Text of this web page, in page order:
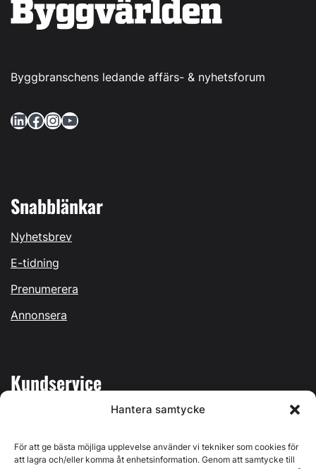
Hantera samtycke
För att ge bästa möjliga upplevelse använder vi tekniker som cookies för
att lagra och/eller komma åt enhetsinformation. Genom att samtycke till
Byggbranschens ledande affärs- & nyhetsforum
LinkedIn Facebook InstagramYouTube
Snabblänkar
Nyhetsbrev
E-tidning
Prenumerera
Annonsera
Kundservice
Kontakta oss